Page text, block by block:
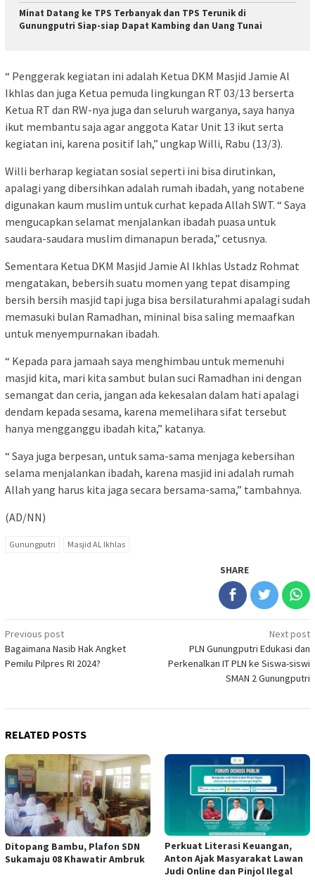
Minat Datang ke TPS Terbanyak dan TPS Terunik di
Gunungputri Siap-siap Dapat Kambing dan Uang Tunai
“ Penggerak kegiatan ini adalah Ketua DKM Masjid Jamie Al
Ikhlas dan juga Ketua pemuda lingkungan RT 03/13 berserta
Ketua RT dan RW-nya juga dan seluruh warganya, saya hanya
ikut membantu saja agar anggota Katar Unit 13 ikut serta
kegiatan ini, karena positif lah,” ungkap Willi, Rabu (13/3).
Willi berharap kegiatan sosial seperti ini bisa dirutinkan,
apalagi yang dibersihkan adalah rumah ibadah, yang notabene
digunakan kaum muslim untuk curhat kepada Allah SWT. “ Saya
mengucapkan selamat menjalankan ibadah puasa untuk
saudara-saudara muslim dimanapun berada,” cetusnya.
Sementara Ketua DKM Masjid Jamie Al Ikhlas Ustadz Rohmat
mengatakan, bebersih suatu momen yang tepat disamping
bersih bersih masjid tapi juga bisa bersilaturahmi apalagi sudah
memasuki bulan Ramadhan, mininal bisa saling memaafkan
untuk menyempurnakan ibadah.
“ Kepada para jamaah saya menghimbau untuk memenuhi
masjid kita, mari kita sambut bulan suci Ramadhan ini dengan
semangat dan ceria, jangan ada kekesalan dalam hati apalagi
dendam kepada sesama, karena memelihara sifat tersebut
hanya mengganggu ibadah kita,” katanya.
“ Saya juga berpesan, untuk sama-sama menjaga kebersihan
selama menjalankan ibadah, karena masjid ini adalah rumah
Allah yang harus kita jaga secara bersama-sama,” tambahnya.
(AD/NN)
Gunungputri Masjid AL Ikhlas
SHARE
Post
navigation
Previous post
Bagaimana Nasib Hak Angket
Pemilu Pilpres RI 2024?
Next post
PLN Gunungputri Edukasi dan
Perkenalkan IT PLN ke Siswa-siswi
SMAN 2 Gunungputri
RELATED POSTS
Ditopang Bambu, Plafon SDN
Sukamaju 08 Khawatir Ambruk
Perkuat Literasi Keuangan,
Anton Ajak Masyarakat Lawan
Judi Online dan Pinjol Ilegal